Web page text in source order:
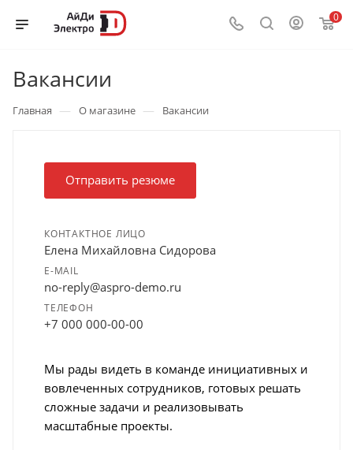
0
Вакансии
Главная — О магазине — Вакансии
Отправить резюме
КОНТАКТНОЕ ЛИЦО
Елена Михайловна Сидорова
E-MAIL
no-reply@aspro-demo.ru
ТЕЛЕФОН
+7 000 000-00-00
Мы рады видеть в команде инициативных и
вовлеченных сотрудников, готовых решать
сложные задачи и реализовывать
масштабные проекты.